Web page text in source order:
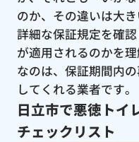
のか、その違いは大き
詳細な保証規定を確
が適用されるのかを
なのは、保証期間内
してくれる業者です。
日立市で悪徳トイ
チェックリスト